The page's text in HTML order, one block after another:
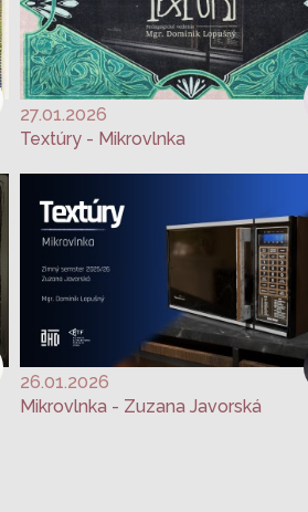
27.01.2026
Textúry - Mikrovlnka
26.01.2026
Mikrovlnka - Zuzana Javorská